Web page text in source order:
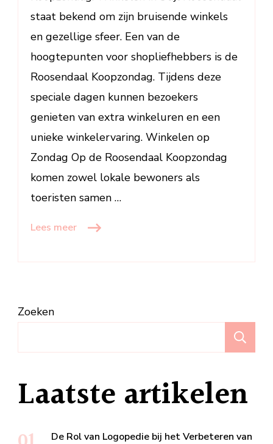
staat bekend om zijn bruisende winkels
en gezellige sfeer. Een van de
hoogtepunten voor shopliefhebbers is de
Roosendaal Koopzondag. Tijdens deze
speciale dagen kunnen bezoekers
genieten van extra winkeluren en een
unieke winkelervaring. Winkelen op
Zondag Op de Roosendaal Koopzondag
komen zowel lokale bewoners als
toeristen samen …
Lees meer
Zoeken
Laatste artikelen
De Rol van Logopedie bij het Verbeteren van